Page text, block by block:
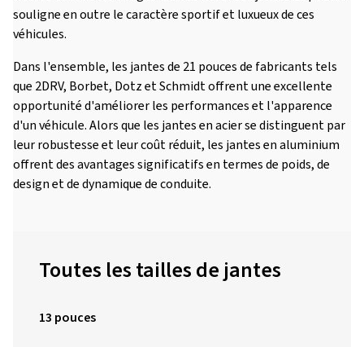
souligne en outre le caractère sportif et luxueux de ces
véhicules.
Dans l'ensemble, les jantes de 21 pouces de fabricants tels
que 2DRV, Borbet, Dotz et Schmidt offrent une excellente
opportunité d'améliorer les performances et l'apparence
d'un véhicule. Alors que les jantes en acier se distinguent par
leur robustesse et leur coût réduit, les jantes en aluminium
offrent des avantages significatifs en termes de poids, de
design et de dynamique de conduite.
Toutes les tailles de jantes
13 pouces